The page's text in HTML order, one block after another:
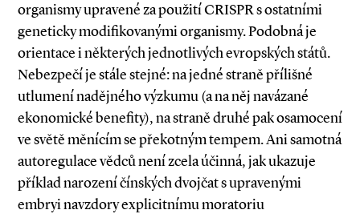
organismy upravené za použití CRISPR s ostatními
geneticky modifikovanými organismy. Podobná je
orientace i některých jednotlivých evropských států.
Nebezpečí je stále stejné: na jedné straně přílišné
utlumení nadějného výzkumu (a na něj navázané
ekonomické benefity), na straně druhé pak osamocení
ve světě měnícím se překotným tempem. Ani samotná
autoregulace vědců není zcela účinná, jak ukazuje
příklad narození čínských dvojčat s upravenými
embryi navzdory explicitnímu moratoriu